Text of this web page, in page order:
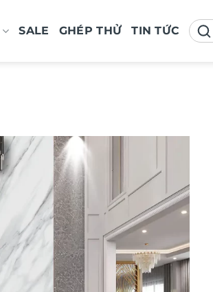
SALE GHÉP THỬ TIN TỨC
Tìm
kiếm: